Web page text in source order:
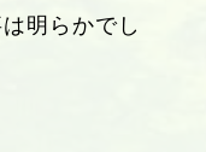
明らかでし